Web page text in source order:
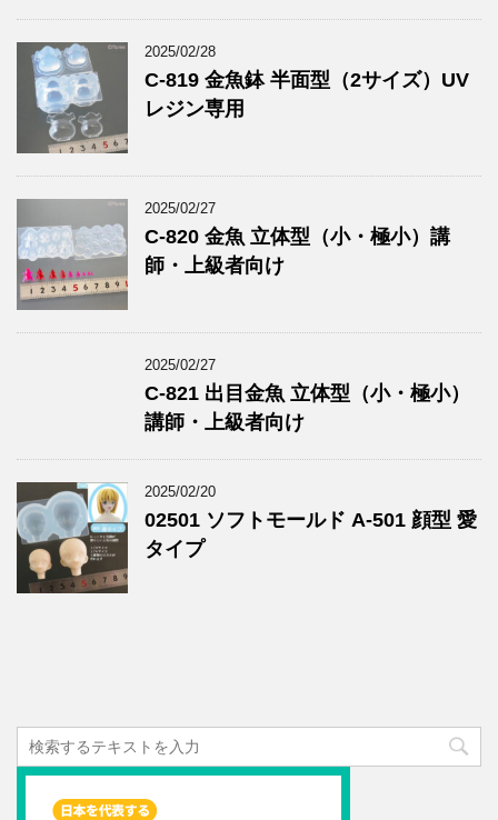
2025/02/28
C-819 金魚鉢 半面型（2サイズ）UV
レジン専用
2025/02/27
C-820 金魚 立体型（小・極小）講
師・上級者向け
2025/02/27
C-821 出目金魚 立体型（小・極小）
講師・上級者向け
2025/02/20
02501 ソフトモールド A-501 顔型 愛
タイプ